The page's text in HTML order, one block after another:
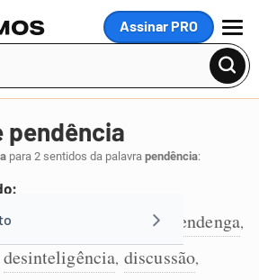
Assinar PRO
MENU
pendência
para 2 sentidos da palavra pendência:
briga pendenga,
desinteligência, discussão,